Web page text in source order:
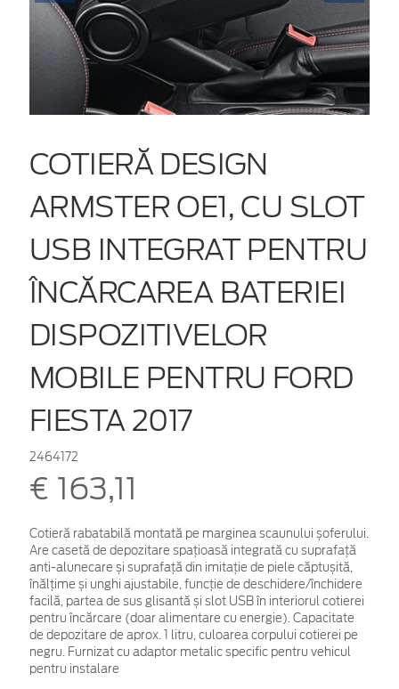
COTIERĂ DESIGN
ARMSTER OE1, CU SLOT
USB INTEGRAT PENTRU
ÎNCĂRCAREA BATERIEI
DISPOZITIVELOR
MOBILE PENTRU FORD
FIESTA 2017
2464172
€ 163,11
Cotieră rabatabilă montată pe marginea scaunului șoferului.
Are casetă de depozitare spațioasă integrată cu suprafață
anti-alunecare și suprafață din imitație de piele căptușită,
înălțime și unghi ajustabile, funcție de deschidere/închidere
facilă, partea de sus glisantă și slot USB în interiorul cotierei
pentru încărcare (doar alimentare cu energie). Capacitate
de depozitare de aprox. 1 litru, culoarea corpului cotierei pe
negru. Furnizat cu adaptor metalic specific pentru vehicul
pentru instalare